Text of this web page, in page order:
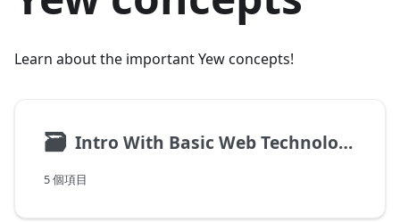
Learn about the important Yew concepts!
🗃 Intro With Basic Web Technologies
5 個項目